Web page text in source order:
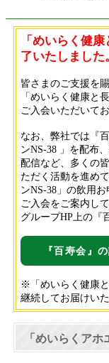
「めいらく健
了いたしました
皆さまのご支援を
「めいらく健康と
ご入会いただいてお
なお、弊社では『
ンNS-38 」を配布
配信など、多くの
ただく活動を進め
ンNS-38」の飲用
ご入会をご案内し
グループHP上の『
『百寿会』
※「めいらく健康
継続してお届けいた
「めいらくアホ